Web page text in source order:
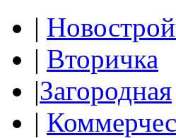
|
| Вторичка
|Загородная
|